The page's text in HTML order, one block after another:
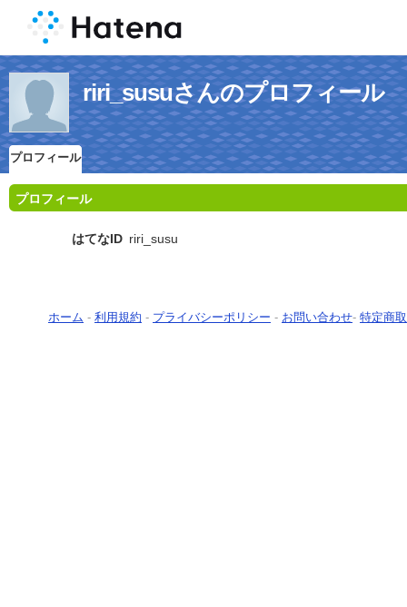
riri_susuさんのプロフィール
プロフィール
プロフィール
はてなID riri_susu
ホーム - 利用規約 - プライバシーポリシー - お問い合わせ- 特定商